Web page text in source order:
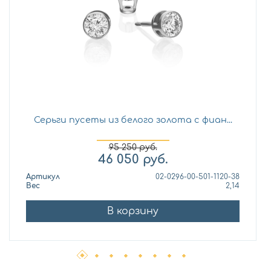
Серьги пусеты из белого золота с фиан...
95 250руб.
46 050 руб.
Артикул
02-0296-00-501-1120-38
Вес
2,14
В корзину